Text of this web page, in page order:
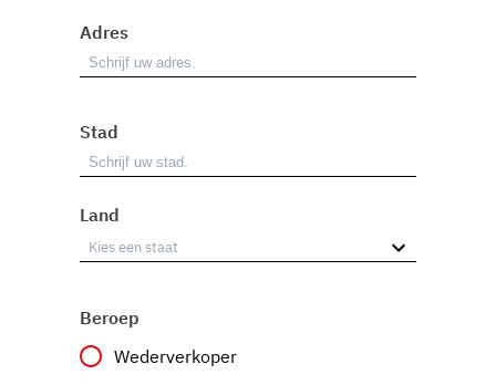
Adres
Stad
Land
Beroep
Wederverkoper